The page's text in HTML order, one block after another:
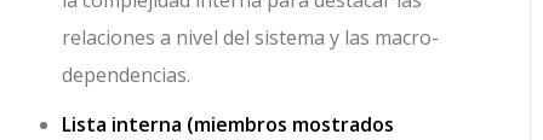
relaciones a nivel del sistema y las macro-
dependencias.
Lista interna (miembros mostrados